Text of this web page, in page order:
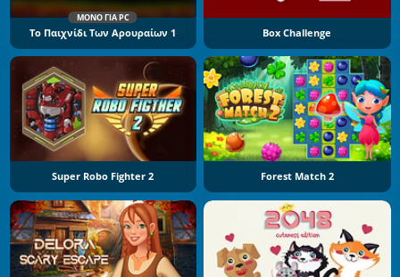
ΜΌΝΟ ΓΙΑ PC
Το Παιχνίδι Των Αρουραίων 1 Box Challenge
Super Robo Fighter 2 Forest Match 2